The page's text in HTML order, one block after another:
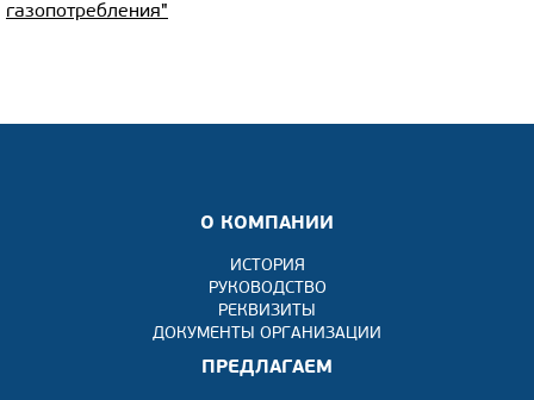
газопотребления"
О КОМПАНИИ
ИСТОРИЯ
РУКОВОДСТВО
РЕКВИЗИТЫ
ДОКУМЕНТЫ ОРГАНИЗАЦИИ
ПРЕДЛАГАЕМ